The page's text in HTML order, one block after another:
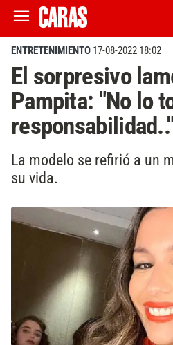
ENTRETENIMIENTO 17-08-2022 18:02
El sorpresivo
Pampita: "No lo
responsabilidad.."
La modelo se refirió a un
su vida.